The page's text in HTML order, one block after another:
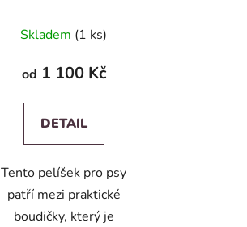
Skladem (1 ks)
od 1 100 Kč
DETAIL
Tento pelíšek pro psy
patří mezi praktické
boudičky, který je